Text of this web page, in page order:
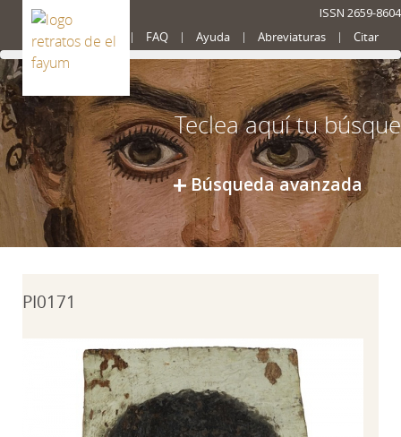
ISSN 2659-8604
Presentación FAQ Ayuda Abreviaturas Citar
Búsqueda avanzada
PI0171